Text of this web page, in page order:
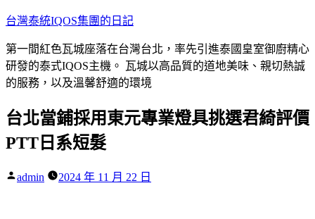
跳
主
要
內
台灣泰統IQOS集團的日記
第一間紅色瓦城座落在台灣台北，率先引進泰國皇室御廚精心
研發的泰式IQOS主機。 瓦城以高品質的道地美味、親切熱誠
的服務，以及溫馨舒適的環境
台北當鋪採用東元專業燈具挑選君綺評價
PTT日系短髮
作
admin 2024 年 11 月 22 日